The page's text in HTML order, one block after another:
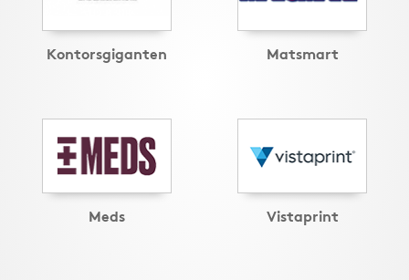
Kontorsgiganten Matsmart
Meds Vistaprint